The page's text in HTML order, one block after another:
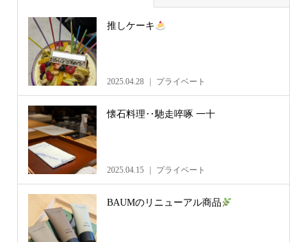
推しケーキ
2025.04.28 プライベート
懐石料理‥馳走啐啄 一十
2025.04.15 プライベート
BAUMのリニューアル商品